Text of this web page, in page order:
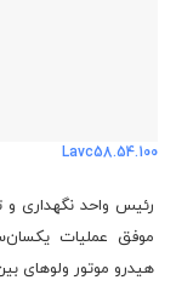
Lavc58.54.100
رئیس واحد نگهداری
موفق عملیات
هیدرو موتور ولوهای